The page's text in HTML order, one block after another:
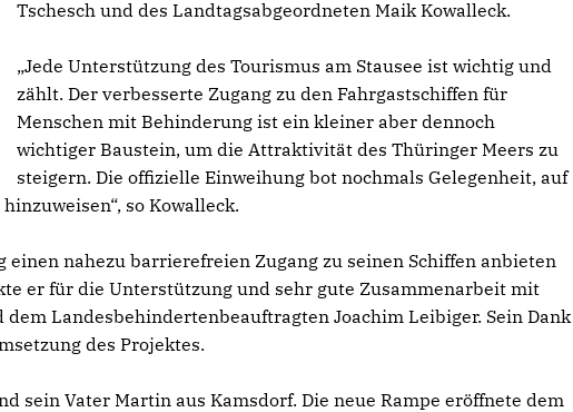
Tschesch und des Landtagsabgeordneten Maik Kowalleck.
Jede Unterstützung des Tourismus am Stausee ist wichtig und
zählt. Der verbesserte Zugang zu den Fahrgastschiffen für
Menschen mit Behinderung ist ein kleiner aber dennoch
wichtiger Baustein, um die Attraktivität des Thüringer Meers zu
steigern. Die offizielle Einweihung bot nochmals Gelegenheit, auf
so Kowalleck.
nahezu barrierefreien Zugang zu seinen Schiffen anbieten
er für die Unterstützung und sehr gute Zusammenarbeit mit
Landesbehindertenbeauftragten Joachim Leibiger. Sein Dank
des Projektes.
sein Vater Martin aus Kamsdorf. Die neue Rampe eröffnete dem